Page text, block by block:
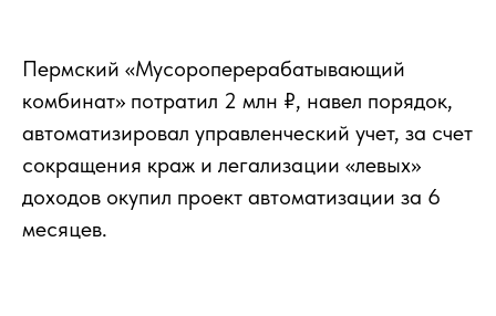
Пермский «Мусороперерабатывающий
комбинат» потратил 2 млн ₽, навел порядок,
автоматизировал управленческий учет, за счет
сокращения краж и легализации «левых»
доходов окупил проект автоматизации за 6
месяцев.